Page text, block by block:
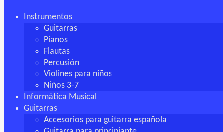
Instrumentos
Guitarras
Pianos
Flautas
Percusión
Violines para niños
Niños 3-7
Informática Musical
Guitarras
Accesorios para guitarra española